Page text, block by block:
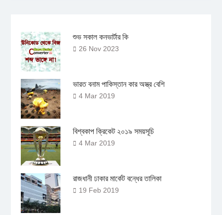
শুভ সকাল কনভার্টার কি
26 Nov 2023
ভারত বনাম পাকিস্তান কার অস্ত্র বেশি
4 Mar 2019
বিশ্বকাপ ক্রিকেট ২০১৯ সময়সূচি
4 Mar 2019
রাজধানী ঢাকার মার্কেট বন্ধের তালিকা
19 Feb 2019